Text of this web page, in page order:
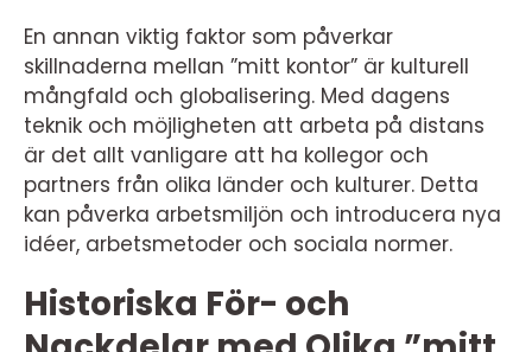
En annan viktig faktor som påverkar
skillnaderna mellan ”mitt kontor” är kulturell
mångfald och globalisering. Med dagens
teknik och möjligheten att arbeta på distans
är det allt vanligare att ha kollegor och
partners från olika länder och kulturer. Detta
kan påverka arbetsmiljön och introducera nya
idéer, arbetsmetoder och sociala normer.
Historiska För- och